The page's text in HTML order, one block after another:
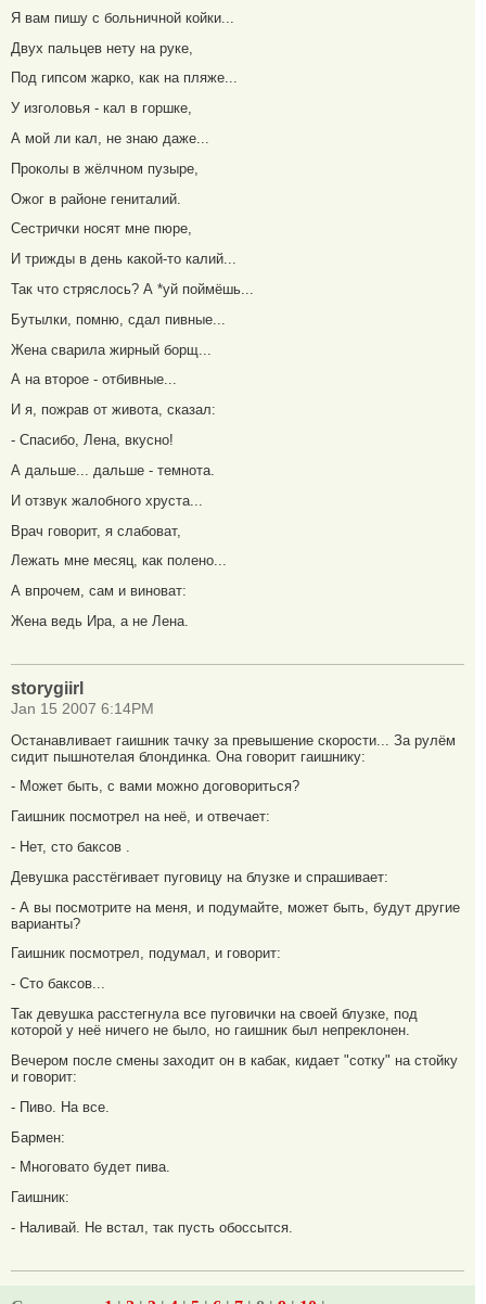
Я вам пишу с больничной койки...
Двух пальцев нету на руке,
Под гипсом жарко, как на пляже...
У изголовья - кал в горшке,
А мой ли кал, не знаю даже...
Проколы в жёлчном пузыре,
Ожог в районе гениталий.
Сестрички носят мне пюре,
И трижды в день какой-то калий...
Так что стряслось? А *уй поймёшь...
Бутылки, помню, сдал пивные...
Жена сварила жирный борщ...
А на второе - отбивные...
И я, пожрав от живота, сказал:
- Спасибо, Лена, вкусно!
А дальше... дальше - темнота.
И отзвук жалобного хруста...
Врач говорит, я слабоват,
Лежать мне месяц, как полено...
А впрочем, сам и виноват:
Жена ведь Ира, а не Лена.
storygiirl
Jan 15 2007 6:14PM
Останавливает гаишник тачку за превышение скорости... За рулём
сидит пышнотелая блондинка. Она говорит гаишнику:
- Может быть, с вами можно договориться?
Гаишник посмотрел на неё, и отвечает:
- Нет, сто баксов .
Девушка расстёгивает пуговицу на блузке и спрашивает:
- А вы посмотрите на меня, и подумайте, может быть, будут другие
варианты?
Гаишник посмотрел, подумал, и говорит:
- Сто баксов...
Так девушка расстегнула все пуговички на своей блузке, под
которой у неё ничего не было, но гаишник был непреклонен.
Вечером после смены заходит он в кабак, кидает "сотку" на стойку
и говорит:
- Пиво. На все.
Бармен:
- Многовато будет пива.
Гаишник:
- Наливай. Не встал, так пусть обоссытся.